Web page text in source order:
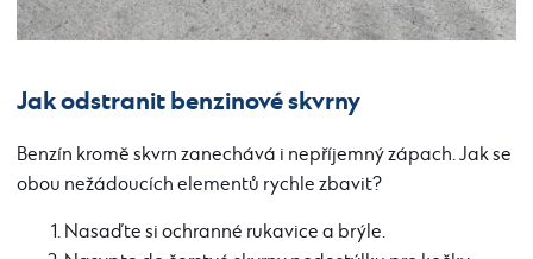
Jak odstranit benzinové skvrny
Benzín kromě skvrn zanechává i nepříjemný zápach. Jak se
obou nežádoucích elementů rychle zbavit?
Nasaďte si ochranné rukavice a brýle.